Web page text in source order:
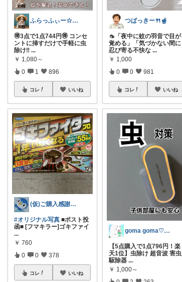
ふらっふぃー☆ナチュラルな暮らし☆
🉐3点で1点744円🉐 コンセ
ントに挿すだけで手軽に虫
除け‼️ ...
￥ 1,080～
0 1 896
コレ いいね
(仮)ご購入感謝致します😊
#オリジナル写真 ■ポスト投
函■ [フマキラー]ゴキファイ
...
￥ 760
0 0 378
コレ いいね
つばっきー🍴🫕
🦟「夜中に蚊の羽音で目が
覚める」「気づかない間に
忍び寄る不快な ...
￥ 1,000
0 0 981
コレ いいね
goma goma♡経由購入ありがとう✨
【5点購入で1点796円！楽
天1位】虫除け 超音波 害虫
駆除器 ...
￥ 1,000～